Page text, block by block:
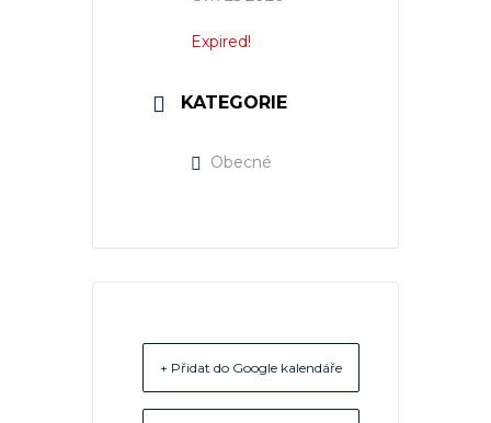
Expired!
KATEGORIE
Obecné
+ Přidat do Google kalendáře